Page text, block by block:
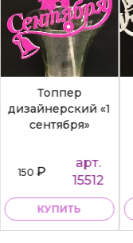
Топпер
дизайнерский «1
сентября»
150₽
арт.
15512
КУПИТЬ